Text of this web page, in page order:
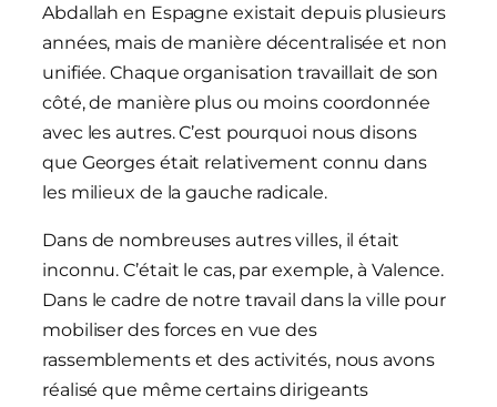
Abdallah en Espagne existait depuis plusieurs
années, mais de manière décentralisée et non
unifiée. Chaque organisation travaillait de son
côté, de manière plus ou moins coordonnée
avec les autres. C’est pourquoi nous disons
que Georges était relativement connu dans
les milieux de la gauche radicale.
Dans de nombreuses autres villes, il était
inconnu. C’était le cas, par exemple, à Valence.
Dans le cadre de notre travail dans la ville pour
mobiliser des forces en vue des
rassemblements et des activités, nous avons
réalisé que même certains dirigeants